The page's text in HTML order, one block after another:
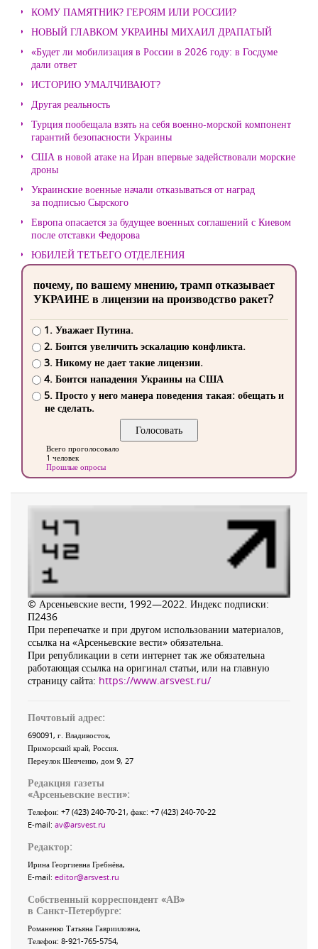
КОМУ ПАМЯТНИК? ГЕРОЯМ ИЛИ РОССИИ?
НОВЫЙ ГЛАВКОМ УКРАИНЫ МИХАИЛ ДРАПАТЫЙ
«Будет ли мобилизация в России в 2026 году: в Госдуме
дали ответ
ИСТОРИЮ УМАЛЧИВАЮТ?
Другая реальность
Турция пообещала взять на себя военно-морской компонент
гарантий безопасности Украины
США в новой атаке на Иран впервые задействовали морские
дроны
Украинские военные начали отказываться от наград
за подписью Сырского
Европа опасается за будущее военных соглашений с Киевом
после отставки Федорова
ЮБИЛЕЙ ТЕТЬЕГО ОТДЕЛЕНИЯ
почему, по вашему мнению, трамп отказывает
УКРАИНЕ в лицензии на производство ракет?
1. Уважает Путина.
2. Боится увеличить эскалацию конфликта.
3. Никому не дает такие лицензии.
4. Боится нападения Украины на США
5. Просто у него манера поведения такая: обещать и
не сделать.
Всего проголосовало
1 человек
Прошлые опросы
© Арсеньевские вести, 1992—2022. Индекс подписки:
П2436
При перепечатке и при другом использовании материалов,
ссылка на «Арсеньевские вести» обязательна.
При републикации в сети интернет так же обязательна
работающая ссылка на оригинал статьи, или на главную
страницу сайта: https://www.arsvest.ru/
Почтовый адрес:
690091, г. Владивосток,
Приморский край, Россия.
Переулок Шевченко, дом 9, 27
Редакция газеты
«Арсеньевские вести»:
Телефон: +7 (423) 240-70-21, факс: +7 (423) 240-70-22
E-mail: av@arsvest.ru
Редактор:
Ирина Георгиевна Гребнёва,
E-mail: editor@arsvest.ru
Собственный корреспондент «АВ»
в Санкт-Петербурге:
Романенко Татьяна Гаврииловна,
Телефон: 8-921-765-5754,